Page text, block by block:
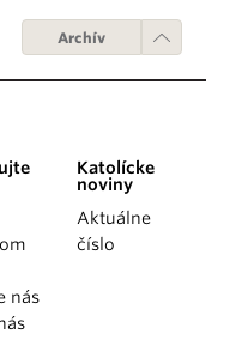
Archív
nás
Katolícke
noviny
Aktuálne
číslo